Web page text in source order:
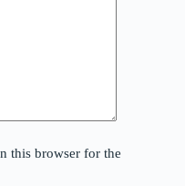
this browser for the